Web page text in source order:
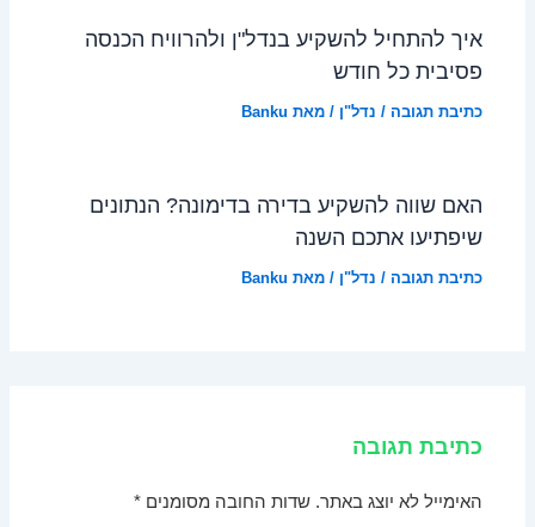
איך להתחיל להשקיע בנדל"ן ולהרוויח הכנסה
פסיבית כל חודש
כתיבת תגובה / נדל"ן / מאת Banku
האם שווה להשקיע בדירה בדימונה? הנתונים
שיפתיעו אתכם השנה
כתיבת תגובה / נדל"ן / מאת Banku
כתיבת תגובה
האימייל לא יוצג באתר. שדות החובה מסומנים*